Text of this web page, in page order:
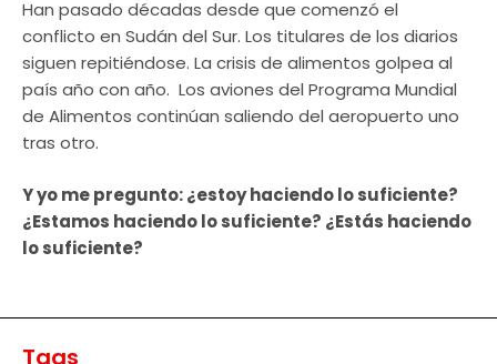
Han pasado décadas desde que comenzó el
conflicto en Sudán del Sur. Los titulares de los diarios
siguen repitiéndose. La crisis de alimentos golpea al
país año con año. Los aviones del Programa Mundial
de Alimentos continúan saliendo del aeropuerto uno
tras otro.
Y yo me pregunto: ¿estoy haciendo lo suficiente?
¿Estamos haciendo lo suficiente? ¿Estás haciendo
lo suficiente?
Tags